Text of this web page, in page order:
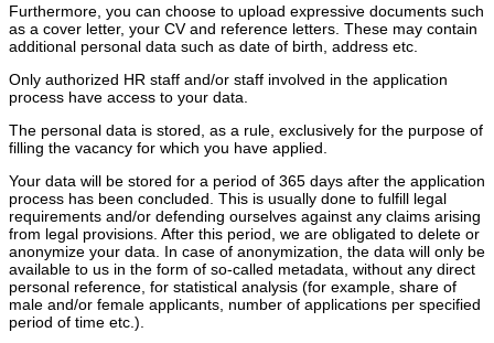
Furthermore, you can choose to upload expressive documents such
as a cover letter, your CV and reference letters. These may contain
additional personal data such as date of birth, address etc.
Only authorized HR staff and/or staff involved in the application
process have access to your data.
The personal data is stored, as a rule, exclusively for the purpose of
filling the vacancy for which you have applied.
Your data will be stored for a period of 365 days after the application
process has been concluded. This is usually done to fulfill legal
requirements and/or defending ourselves against any claims arising
from legal provisions. After this period, we are obligated to delete or
anonymize your data. In case of anonymization, the data will only be
available to us in the form of so-called metadata, without any direct
personal reference, for statistical analysis (for example, share of
male and/or female applicants, number of applications per specified
period of time etc.).